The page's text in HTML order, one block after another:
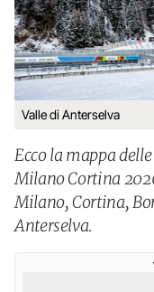
Valle di Anterselva
Ecco la mappa
Milano Cortina
Milano, Cortina,
Anterselva.